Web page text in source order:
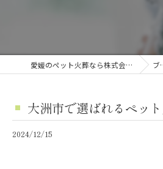
愛媛のペット火葬なら株式会社グリーンゴールド ブログ
大洲市で選ばれるペッ
2024/12/15